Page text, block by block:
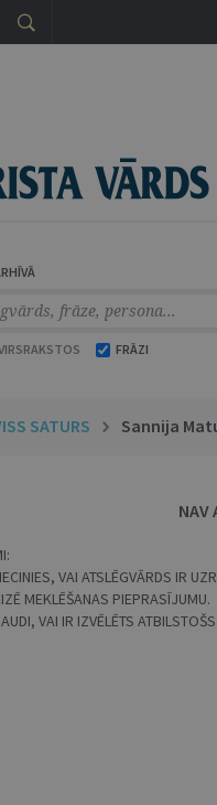
FRĀZI
SATURS Sannija
NAV
VAI ATSLĒGVĀRDS IR
MEKLĒŠANAS PIEPRASĪJUMU.
VAI IR IZVĒLĒTS